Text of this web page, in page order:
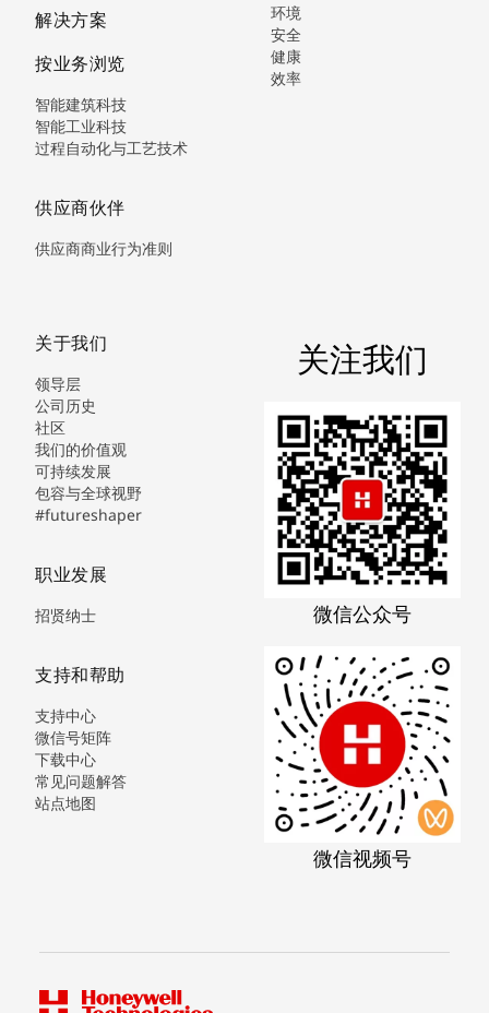
解决方案
按业务浏览
智能建筑科技
智能工业科技
过程自动化与工艺技术
供应商伙伴
供应商商业行为准则
环境
安全
健康
效率
关于我们
领导层
公司历史
社区
我们的价值观
可持续发展
包容与全球视野
#futureshaper
职业发展
招贤纳士
支持和帮助
支持中心
微信号矩阵
下载中心
常见问题解答
站点地图
关注我们
微信公众号
微信视频号